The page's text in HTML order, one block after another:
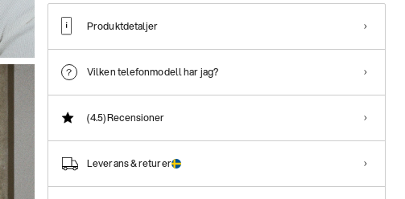
Produktdetaljer
Vilken telefonmodell har jag?
(4.5)Recensioner
Leverans & returer